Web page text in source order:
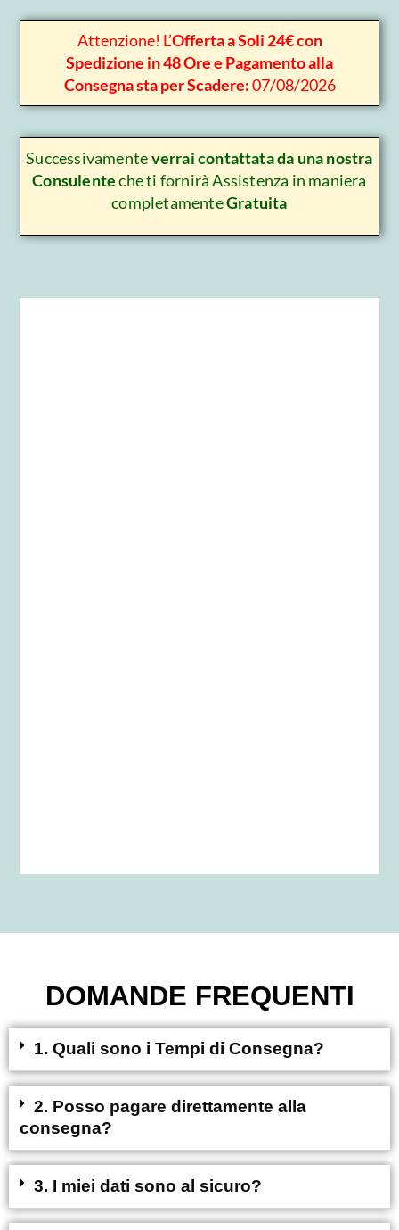
Attenzione! L’Offerta a Soli 24€ con
Spedizione in 48 Ore e Pagamento alla
Consegna sta per Scadere:07/08/2026
Successivamenteverrai contattata da una nostra
Consulenteche ti fornirà Assistenza in maniera
completamenteGratuita
DOMANDE FREQUENTI
1. Quali sono i Tempi di Consegna?
2. Posso pagare direttamente alla
consegna?
3. I miei dati sono al sicuro?